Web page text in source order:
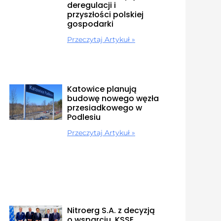
deregulacji i
przyszłości polskiej
gospodarki
Przeczytaj Artykuł »
Katowice planują
budowę nowego węzła
przesiadkowego w
Podlesiu
Przeczytaj Artykuł »
Nitroerg S.A. z decyzją